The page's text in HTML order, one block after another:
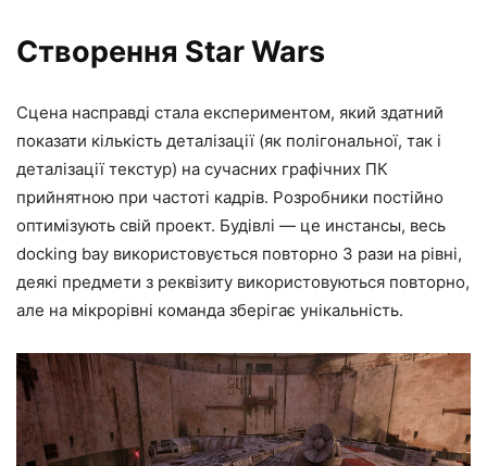
Створення Star Wars
Сцена насправді стала експериментом, який здатний
показати кількість деталізації (як полігональної, так і
деталізації текстур) на сучасних графічних ПК
прийнятною при частоті кадрів. Розробники постійно
оптимізують свій проект. Будівлі — це инстансы, весь
docking bay використовується повторно 3 рази на рівні,
деякі предмети з реквізиту використовуються повторно,
але на мікрорівні команда зберігає унікальність.